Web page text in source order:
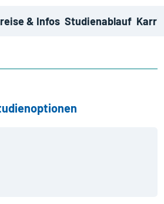
& Infos Studienablauf